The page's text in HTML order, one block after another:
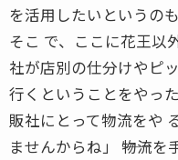
を活用したいというの
そこ で、ここに花王以
社が店別の仕分けやピ
行くということをやった
販社にとって物流をや
ませんからね」 ――物流